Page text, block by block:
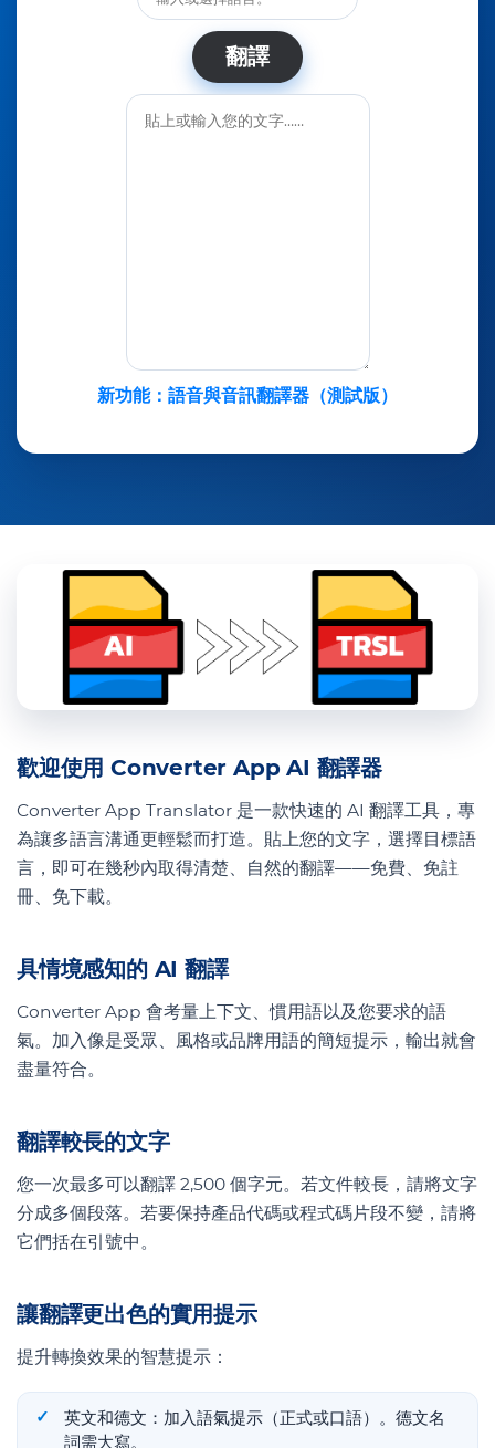
翻譯
新功能：語音與音訊翻譯器（測試版）
歡迎使用 Converter App AI 翻譯器
Converter App Translator 是一款快速的 AI 翻譯工具，專
為讓多語言溝通更輕鬆而打造。貼上您的文字，選擇目標語
言，即可在幾秒內取得清楚、自然的翻譯——免費、免註
冊、免下載。
具情境感知的 AI 翻譯
Converter App 會考量上下文、慣用語以及您要求的語
氣。加入像是受眾、風格或品牌用語的簡短提示，輸出就會
盡量符合。
翻譯較長的文字
您一次最多可以翻譯 2,500 個字元。若文件較長，請將文字
分成多個段落。若要保持產品代碼或程式碼片段不變，請將
它們括在引號中。
讓翻譯更出色的實用提示
提升轉換效果的智慧提示：
英文和德文：加入語氣提示（正式或口語）。德文名
詞需大寫。